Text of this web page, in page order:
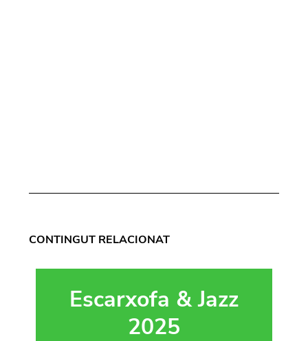
CONTINGUT RELACIONAT
Escarxofa & Jazz
2025